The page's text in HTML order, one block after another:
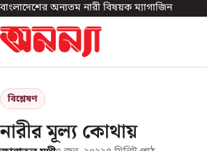
বাংলাদেশের অন্যতম নারী বিষয়ক ম্যাগাজিন
বিশ্লেষণ
নারীর মূল্য কোথায়